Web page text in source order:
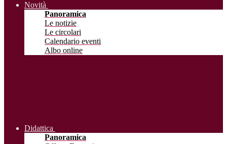
Novità
Panoramica
Le notizie
Le circolari
Calendario eventi
Albo online
Didattica
Panoramica